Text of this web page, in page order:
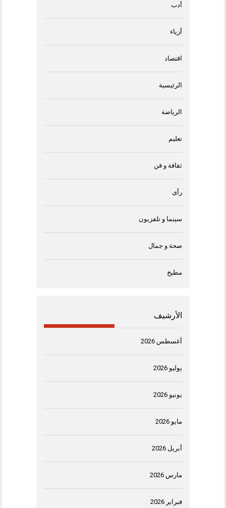
أدب
أزياء
اقتصاد
الرئيسية
الرياضة
تعليم
ثقافة و فن
رأى
سينما و تلفزيون
صحة و جمال
مطبخ
الأرشيف
أغسطس 2026
يوليو 2026
يونيو 2026
مايو 2026
أبريل 2026
مارس 2026
فبراير 2026